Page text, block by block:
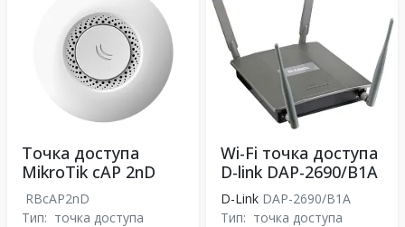
Точка доступа
MikroTik cAP 2nD
RBcAP2nD
Тип: точка доступа
Wi-Fi точка доступа
D-link DAP-2690/B1A
D-Link DAP-2690/B1A
Тип: точка доступа